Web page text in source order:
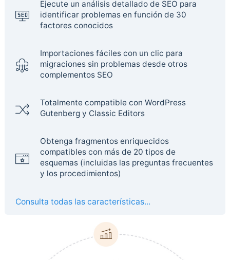
Ejecute un análisis detallado de SEO para
identificar problemas en función de 30
factores conocidos
Importaciones fáciles con un clic para
migraciones sin problemas desde otros
complementos SEO
Totalmente compatible con WordPress
Gutenberg y Classic Editors
Obtenga fragmentos enriquecidos
compatibles con más de 20 tipos de
esquemas (incluidas las preguntas frecuentes
y los procedimientos)
Consulta todas las características...